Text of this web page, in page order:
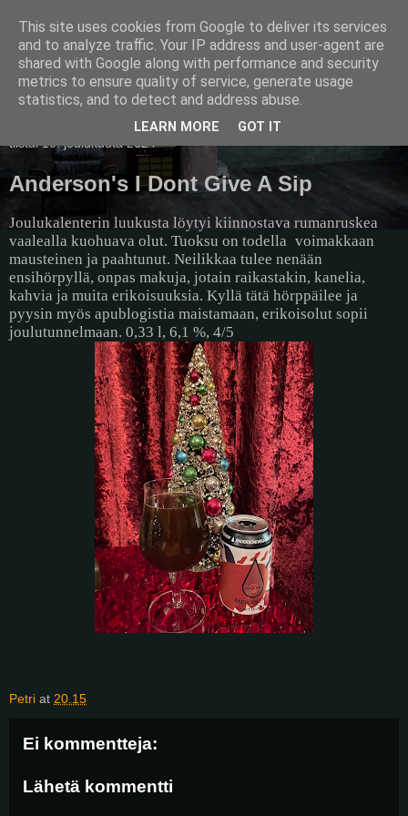
Pullollinen
tiistai 10. joulukuuta 2024
Anderson's I Dont Give A Sip
Joulukalenterin luukusta löytyi kiinnostava rumanruskea
vaalealla kuohuava olut. Tuoksu on todella voimakkaan
mausteinen ja paahtunut. Neilikkaa tulee nenään
ensihörpyllä, onpas makuja, jotain raikastakin, kanelia,
kahvia ja muita erikoisuuksia. Kyllä tätä hörppäilee ja
pyysin myös apublogistia maistamaan, erikoisolut sopii
joulutunnelmaan. 0,33 l, 6,1 %, 4/5
Petri at 20.15
Ei kommentteja:
Lähetä kommentti
This site uses cookies from Google to deliver its services
and to analyze traffic. Your IP address and user-agent are
shared with Google along with performance and security
metrics to ensure quality of service, generate usage
statistics, and to detect and address abuse.
LEARN MORE GOT IT